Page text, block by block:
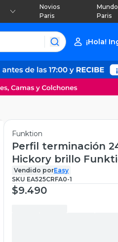
Novios
Paris
Mundo
Paris
¡Hola!
Funktion
Perfil terminación
Hickory brillo
Vendido porEasy
SKU EA525CRFA0-1
$9.490